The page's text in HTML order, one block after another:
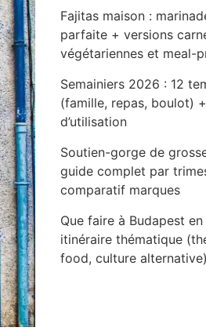
Fajitas maison :
parfaite + versions
végétariennes et meal-
Semainiers 2026 : 12
(famille, repas, boulot)
d’utilisation
Soutien-gorge de
guide complet par
comparatif marques
Que faire à Budapest
itinéraire thématique
food, culture alternative)